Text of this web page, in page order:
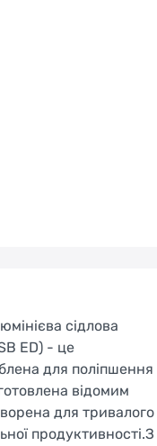
сідлова
ED) - це
для поліпшення
відомим
для тривалого
продуктивності.З